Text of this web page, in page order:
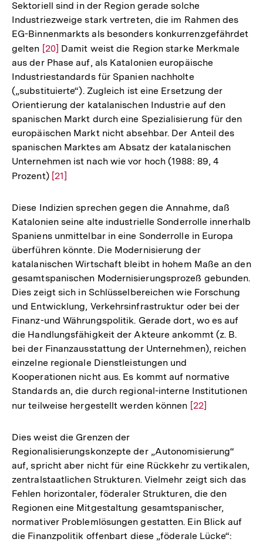
der
Fußnote
Sektoriell sind in der Region gerade solche
Industriezweige stark vertreten, die im Rahmen des
EG-Binnenmarkts als besonders konkurrenzgefährdet
gelten Zur
Auflösung
der
Fußnote
[20] Damit weist die Region starke Merkmale
aus der Phase auf, als Katalonien europäische
Industriestandards für Spanien nachholte
(„substituierte“). Zugleich ist eine Ersetzung der
Orientierung der katalanischen Industrie auf den
spanischen Markt durch eine Spezialisierung für den
europäischen Markt nicht absehbar. Der Anteil des
spanischen Marktes am Absatz der katalanischen
Unternehmen ist nach wie vor hoch (1988: 89, 4
Prozent) Zur
der
Fußnote
[21]
Diese Indizien sprechen gegen die Annahme, daß
Katalonien seine alte industrielle Sonderrolle innerhalb
Spaniens unmittelbar in eine Sonderrolle in Europa
überführen könnte. Die Modernisierung der
katalanischen Wirtschaft bleibt in hohem Maße an den
gesamtspanischen Modernisierungsprozeß gebunden.
Dies zeigt sich in Schlüsselbereichen wie Forschung
und Entwicklung, Verkehrsinfrastruktur oder bei der
Finanz-und Währungspolitik. Gerade dort, wo es auf
die Handlungsfähigkeit der Akteure ankommt (z. B.
bei der Finanzausstattung der Unternehmen), reichen
einzelne regionale Dienstleistungen und
Kooperationen nicht aus. Es kommt auf normative
Standards an, die durch regional-interne Institutionen
nur teilweise hergestellt werden können Zur
Fußnote
[22]
Dies weist die Grenzen der
Regionalisierungskonzepte der „Autonomisierung“
auf, spricht aber nicht für eine Rückkehr zu vertikalen,
zentralstaatlichen Strukturen. Vielmehr zeigt sich das
Fehlen horizontaler, föderaler Strukturen, die den
Regionen eine Mitgestaltung gesamtspanischer,
normativer Problemlösungen gestatten. Ein Blick auf
die Finanzpolitik offenbart diese „föderale Lücke“: